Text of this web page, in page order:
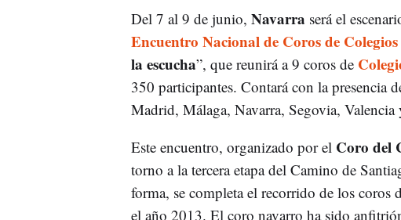
Del 7 al 9 de junio, Navarra será el
Encuentro Nacional de Coros de
la escucha”, que reunirá a 9 coros de
350 participantes. Contará con la presencia
Madrid, Málaga, Navarra, Segovia, Valencia
Este encuentro, organizado por el Coro del
torno a la tercera etapa del Camino de
forma, se completa el recorrido de los coros
el año 2013. El coro navarro ha sido